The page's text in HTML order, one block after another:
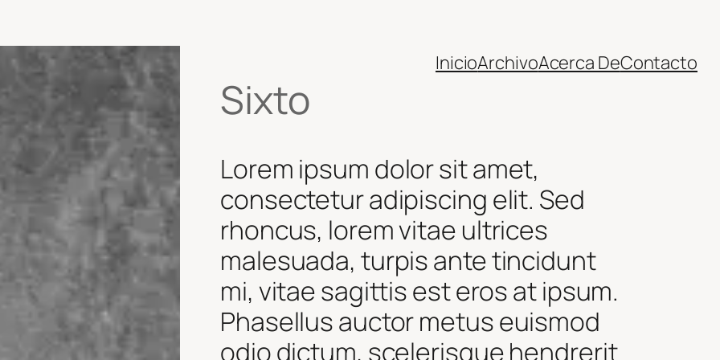
InicioArchivoAcerca DeContacto
Sixto
Lorem ipsum dolor sit amet,
consectetur adipiscing elit. Sed
rhoncus, lorem vitae ultrices
malesuada, turpis ante tincidunt
mi, vitae sagittis est eros at ipsum.
Phasellus auctor metus euismod
odio dictum, scelerisque hendrerit